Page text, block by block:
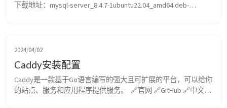
下载地址：mysql-server_8.4.7-1ubuntu22.04_amd64.deb-
2024/04/02
Caddy安装配置
Caddy是一款基于Go语言编写的强大且可扩展的平台，可以给你
的站点、服务和应用程序提供服务。  🔗官网 🔗GitHub 🔗中文文